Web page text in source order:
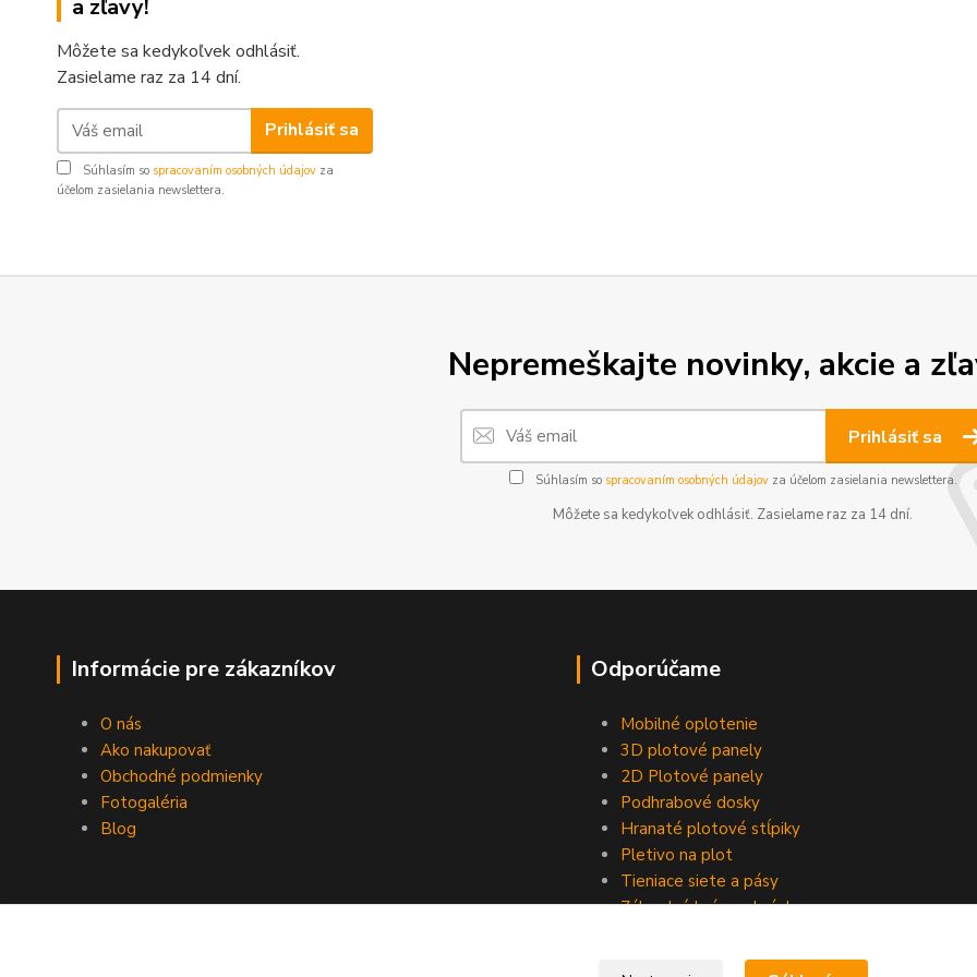
a zľavy!
Môžete sa kedykoľvek odhlásiť.
Zasielame raz za 14 dní.
Prihlásiť sa
Súhlasím so spracovaním osobných údajov za
účelom zasielania newslettera.
Nepremeškajte novinky, akcie a
Prihlásiť sa
Súhlasím so spracovaním osobných údajovza účelom zasielania newslettera.
Môžete sa kedykoľvek odhlásiť. Zasielame raz za 14 dní.
Informácie pre zákazníkov
O nás
Ako nakupovať
Obchodné podmienky
Fotogaléria
Blog
Odporúčame
Mobilné oplotenie
3D plotové panely
2D Plotové panely
Podhrabové dosky
Hranaté plotové stĺpiky
Pletivo na plot
Tieniace siete a pásy
Záhradné brány a bránky